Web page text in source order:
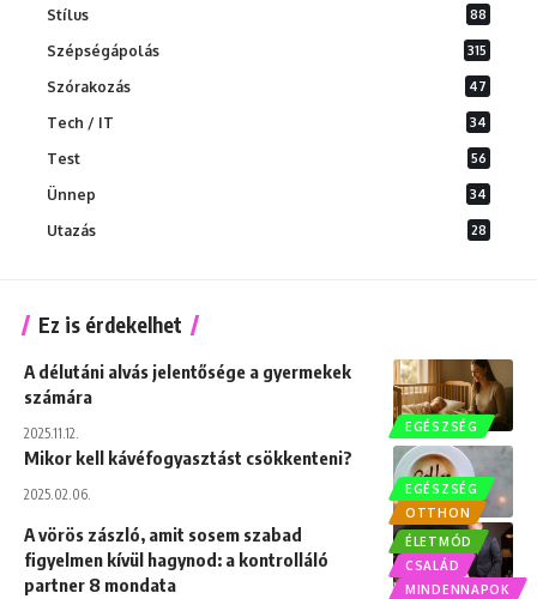
Stílus 88
Szépségápolás 315
Szórakozás 47
Tech / IT 34
Test 56
Ünnep 34
Utazás 28
Ez is érdekelhet
EGÉSZSÉG
A délutáni alvás jelentősége a gyermekek
számára
2025.11.12.
EGÉSZSÉG
OTTHON
Mikor kell kávéfogyasztást csökkenteni?
2025.02.06.
ÉLETMÓD
CSALÁD
MINDENNAPOK
A vörös zászló, amit sosem szabad
figyelmen kívül hagynod: a kontrolláló
partner 8 mondata